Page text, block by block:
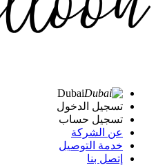
Dubai
تسجيل الدخول
تسجيل حساب
عن الشركة
خدمة التوصيل
إتصل بنا